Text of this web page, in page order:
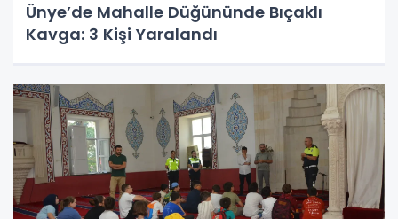
Ünye’de Mahalle Düğününde Bıçaklı
Kavga: 3 Kişi Yaralandı